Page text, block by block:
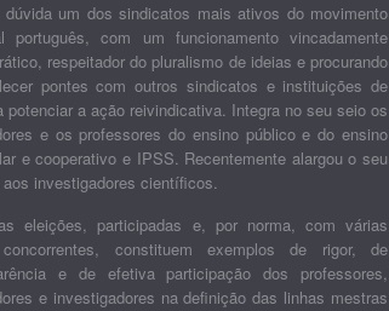
um dos sindicatos mais ativos do movimento
português, com um funcionamento vincadamente
respeitador do pluralismo de ideias e procurando
pontes com outros sindicatos e instituições de
potenciar a ação reivindicativa. Integra no seu seio os
e os professores do ensino público e do ensino
e cooperativo e IPSS. Recentemente alargou o seu
investigadores científicos.
eleições, participadas e, por norma, com várias
constituem exemplos de rigor, de
e de efetiva participação dos professores,
e investigadores na definição das linhas mestras